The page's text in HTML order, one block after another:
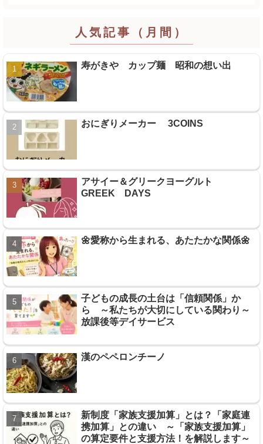
人気記事（月間）
寿がきや カップ麺 昭和の想い出
おにぎりメーカー 3COINS
アサイー＆グリークヨーグルト
GREEK DAYS
🌼愛称から生まれる、あたたかな関係🌼
子どもの成長の土台は「信頼関係」か
ら ～私たちが大切にしている関わり～
放課後等デイサービス
漢のペペロンチーノ
新制度「家族支援加算」とは？「家庭連
携加算」との違い ～「家族支援加算」
の算定要件と支援方法！を解説します～